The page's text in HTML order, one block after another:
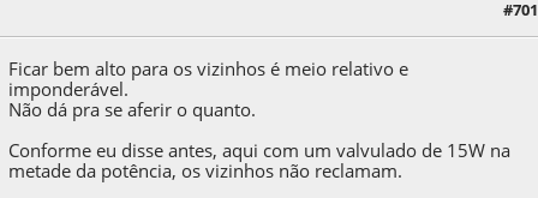
#701
Ficar bem alto para os vizinhos é meio relativo e
imponderável.
Não dá pra se aferir o quanto.
Conforme eu disse antes, aqui com um valvulado de 15W na
metade da potência, os vizinhos não reclamam.